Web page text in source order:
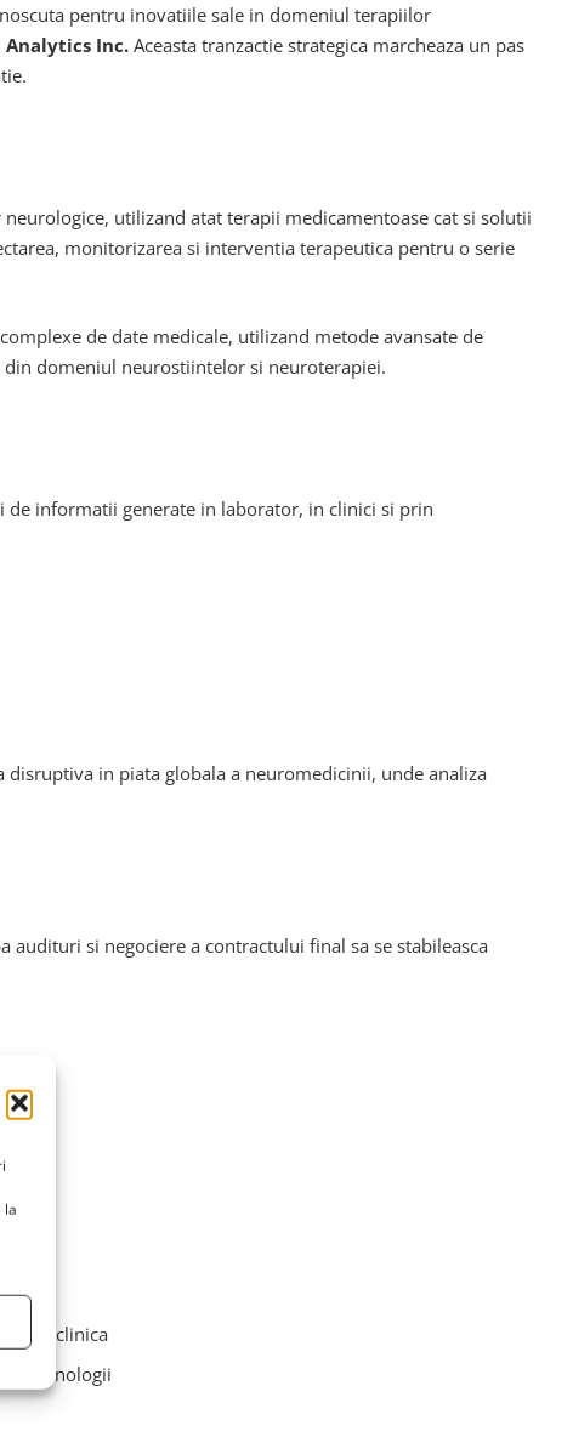
la
pentru inovatiile sale in domeniul terapiilor
Inc. Aceasta tranzactie strategica marcheaza un pas
utilizand atat terapii medicamentoase cat si solutii
monitorizarea si interventia terapeutica pentru o serie
de date medicale, utilizand metode avansate de
din domeniul neurostiintelor si neuroterapiei.
informatii generate in laborator, in clinici si prin
disruptiva in piata globala a neuromedicinii, unde analiza
si negociere a contractului final sa se stabileasca
clinica